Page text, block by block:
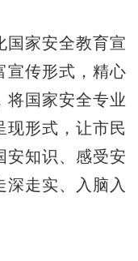
家安全教育宣
宣传形式，精心
将国家安全专业
现形式，让市民
安知识、感受安
深走实、入脑入